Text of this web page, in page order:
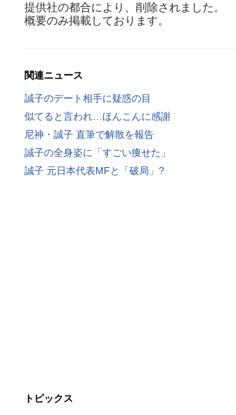
提供社の都合により、削除されました。
概要のみ掲載しております。
関連ニュース
誠子のデート相手に疑惑の目
似てると言われ…ほんこんに感謝
尼神・誠子 直筆で解散を報告
誠子の全身姿に「すごい痩せた」
誠子 元日本代表MFと「破局」?
トピックス